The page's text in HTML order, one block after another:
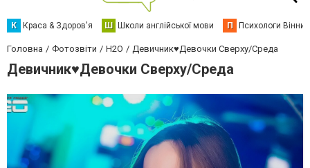
К Краса & Здоров'я Ш Школи англійської мови П Психологи
Головна Фотозвіти H2O Девичник♥Девочки Сверху/Среда
Девичник♥Девочки Сверху/Среда